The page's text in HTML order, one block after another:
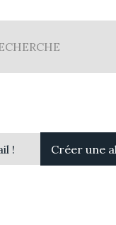
! Créer une